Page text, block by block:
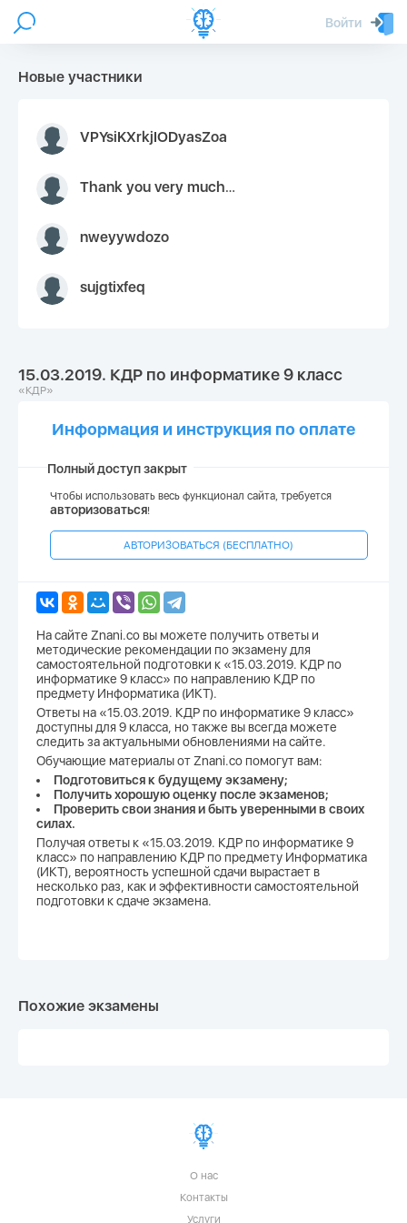
Войти
Новые участники
VPYsiKXrkjIODyasZoa
Thank you very much for your inquiry We appreciate you 9126052 https://youtube.com faceapple !
nweyywdozo
sujgtixfeq
15.03.2019. КДР по информатике 9 класс
«КДР»
Информация и инструкция по оплате
Полный доступ закрыт
Чтобы использовать весь функционал сайта, требуется
авторизоваться!
АВТОРИЗОВАТЬСЯ (БЕСПЛАТНО)
На сайте Znani.co вы можете получить ответы и
методические рекомендации по экзамену для
самостоятельной подготовки к «15.03.2019. КДР по
информатике 9 класс» по направлению КДР по
предмету Информатика (ИКТ).
Ответы на «15.03.2019. КДР по информатике 9 класс»
доступны для 9 класса, но также вы всегда можете
следить за актуальными обновлениями на сайте.
Обучающие материалы от Znani.co помогут вам:
Подготовиться к будущему экзамену;
Получить хорошую оценку после экзаменов;
Проверить свои знания и быть уверенными в своих
силах.
Получая ответы к «15.03.2019. КДР по информатике 9
класс» по направлению КДР по предмету Информатика
(ИКТ), вероятность успешной сдачи вырастает в
несколько раз, как и эффективности самостоятельной
подготовки к сдаче экзамена.
Похожие экзамены
О нас
Контакты
Услуги